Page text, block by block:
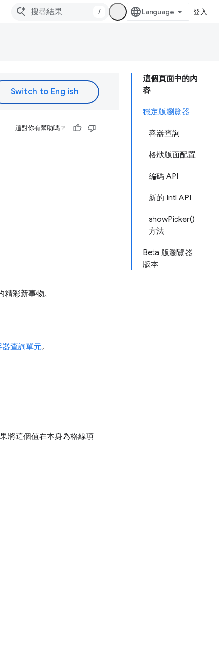
/ 登入
這個頁面中的內
容
穩定版瀏覽器
容器查詢
格狀版面配置
編碼 API
新的 Intl API
showPicker()
方法
Beta 版瀏覽器
版本
這對你有幫助嗎？
彩新事物。
器查詢單元。
將這個值在本身為格線項